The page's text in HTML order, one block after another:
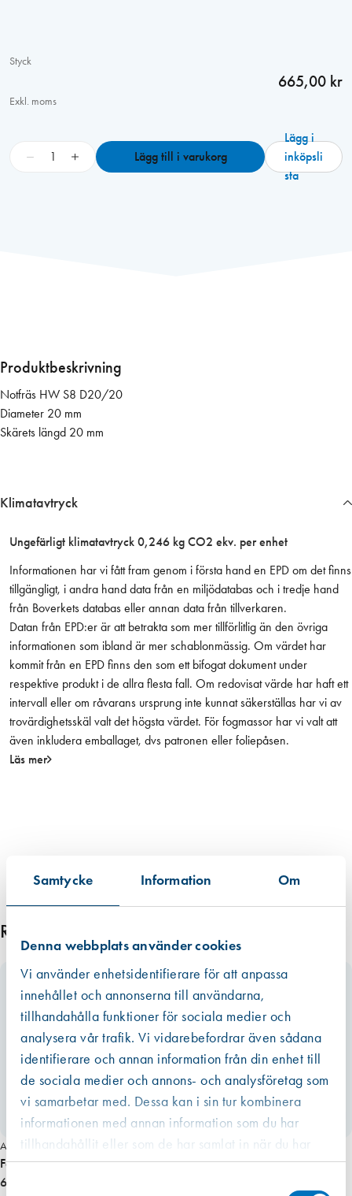
Samtycke Information Om
Denna webbplats använder cookies
Vi använder enhetsidentifierare för att anpassa
innehållet och annonserna till användarna,
tillhandahålla funktioner för sociala medier och
analysera vår trafik. Vi vidarebefordrar även sådana
identifierare och annan information från din enhet till
de sociala medier och annons- och analysföretag som
vi samarbetar med. Dessa kan i sin tur kombinera
informationen med annan information som du har
tillhandahållit eller som de har samlat in när du har
använt deras tjänster.
Samtyckesval
Styck
665,00 kr
Exkl. moms
ä
s
H
M
/
0
m
ä
n
g
d
+ Lägg till i varukorg
Lägg i
inköpsli
sta
Klimatavtryck
Ungefärligt klimatavtryck 0,246 kg CO2 ekv. per enhet
Informationen har vi fått fram genom i första hand en EPD om det finns
tillgängligt, i andra hand data från en miljödatabas och i tredje hand
från Boverkets databas eller annan data från tillverkaren.
Datan från EPD:er är att betrakta som mer tillförlitlig än den övriga
informationen som ibland är mer schablonmässig. Om värdet har
kommit från en EPD finns den som ett bifogat dokument under
respektive produkt i de allra flesta fall. Om redovisat värde har haft ett
intervall eller om råvarans ursprung inte kunnat säkerställas har vi av
trovärdighetsskäl valt det högsta värdet. För fogmassor har vi valt att
även inkludera emballaget, dvs patronen eller foliepåsen.
Läs mer
Produktbeskrivning
Notfräs HW S8 D20/20
Diameter 20 mm
Skärets längd 20 mm
Relaterade produkter
Art. nr 9214
Festool Plug it sladd 4 m (3-Pack)
635,00 kr